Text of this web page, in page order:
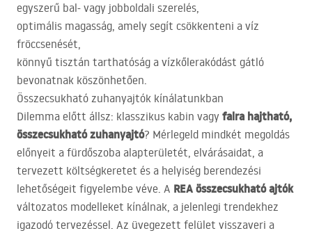
egyszerű bal- vagy jobboldali szerelés,
optimális magasság, amely segít csökkenteni a víz
fröccsenését,
könnyű tisztán tarthatóság a vízkőlerakódást gátló
bevonatnak köszönhetően.
Összecsukható zuhanyajtók kínálatunkban
Dilemma előtt állsz: klasszikus kabin vagy falra hajtható,
összecsukható zuhanyajtó? Mérlegeld mindkét megoldás
előnyeit a fürdőszoba alapterületét, elvárásaidat, a
tervezett költségkeretet és a helyiség berendezési
lehetőségeit figyelembe véve. A REAösszecsukható ajtók
változatos modelleket kínálnak, a jelenlegi trendekhez
igazodó tervezéssel. Az üvegezett felület visszaveri a